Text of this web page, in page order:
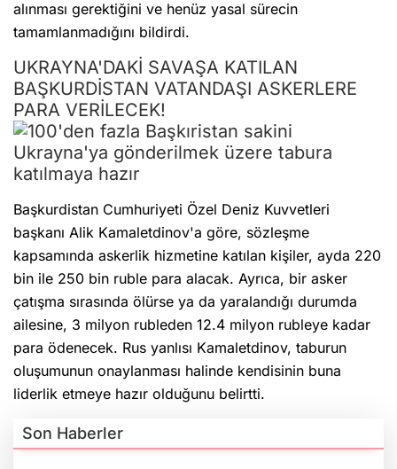
alınması gerektiğini ve henüz yasal sürecin
tamamlanmadığını bildirdi.
UKRAYNA'DAKİ SAVAŞA KATILAN
BAŞKURDİSTAN VATANDAŞI ASKERLERE
PARA VERİLECEK!
Başkurdistan Cumhuriyeti Özel Deniz Kuvvetleri
başkanı Alik Kamaletdinov'a göre, sözleşme
kapsamında askerlik hizmetine katılan kişiler, ayda 220
bin ile 250 bin ruble para alacak. Ayrıca, bir asker
çatışma sırasında ölürse ya da yaralandığı durumda
ailesine, 3 milyon rubleden 12.4 milyon rubleye kadar
para ödenecek. Rus yanlısı Kamaletdinov, taburun
oluşumunun onaylanması halinde kendisinin buna
liderlik etmeye hazır olduğunu belirtti.
Son Haberler